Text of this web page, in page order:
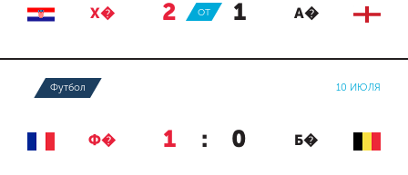
Х� 2 : 1 А�
ОТ
Футбол 10 ИЮЛЯ
Ф� 1 : 0 Б�